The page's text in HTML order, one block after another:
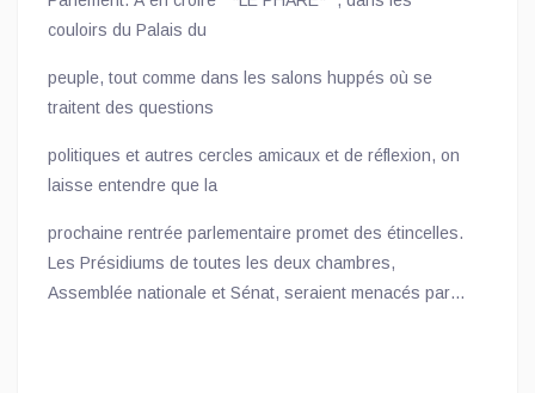
couloirs du Palais du
peuple, tout comme dans les salons huppés où se
traitent des questions
politiques et autres cercles amicaux et de réflexion, on
laisse entendre que la
prochaine rentrée parlementaire promet des étincelles.
Les Présidiums de toutes les deux chambres,
Assemblée nationale et Sénat, seraient menacés par